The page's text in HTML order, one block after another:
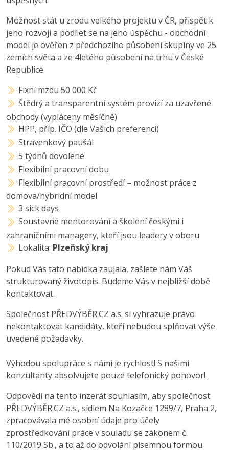
Možnost stát u zrodu velkého projektu v ČR, přispět k
jeho rozvoji a podílet se na jeho úspěchu - obchodní
model je ověřen z předchozího působení skupiny ve 25
zemích světa a ze 4letého působení na trhu v České
Republice.
Fixní mzdu 50 000 Kč
Štědrý a transparentní systém provizí za uzavřené
obchody (vypláceny měsíčně)
HPP, příp. IČO (dle Vašich preferencí)
Stravenkový paušál
5 týdnů dovolené
Flexibilní pracovní dobu
Flexibilní pracovní prostředí – možnost práce z
domova/hybridní model
3 sick days
Soustavné mentorování a školení českými i
zahraničními managery, kteří jsou leadery v oboru
Lokalita: Plzeňský kraj
Pokud Vás tato nabídka zaujala, zašlete nám Váš
strukturovaný životopis. Budeme Vás v nejbližší době
kontaktovat.
Společnost PŘEDVÝBĚR.CZ a.s. si vyhrazuje právo
nekontaktovat kandidáty, kteří nebudou splňovat výše
uvedené požadavky.
Výhodou spolupráce s námi je rychlost! S našimi
konzultanty absolvujete pouze telefonický pohovor!
Odpovědí na tento inzerát souhlasím, aby společnost
PŘEDVÝBĚR.CZ a.s., sídlem Na Kozačce 1289/7, Praha 2,
zpracovávala mé osobní údaje pro účely
zprostředkování práce v souladu se zákonem č.
110/2019 Sb., a to až do odvolání písemnou formou.